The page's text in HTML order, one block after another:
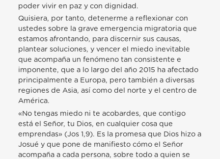
poder vivir en paz y con dignidad.
Quisiera, por tanto, detenerme a reflexionar con
ustedes sobre la grave emergencia migratoria que
estamos afrontando, para discernir sus causas,
plantear soluciones, y vencer el miedo inevitable
que acompaña un fenómeno tan consistente e
imponente, que a lo largo del año 2015 ha afectado
principalmente a Europa, pero también a diversas
regiones de Asia, así como del norte y el centro de
América.
«No tengas miedo ni te acobardes, que contigo
está el Señor, tu Dios, en cualquier cosa que
emprendas» (Jos 1,9). Es la promesa que Dios hizo a
Josué y que pone de manifiesto cómo el Señor
acompaña a cada persona, sobre todo a quien se